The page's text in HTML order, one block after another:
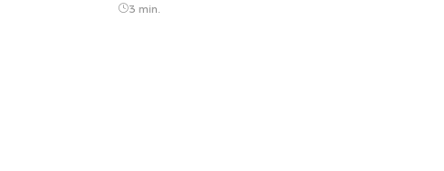
3 min.